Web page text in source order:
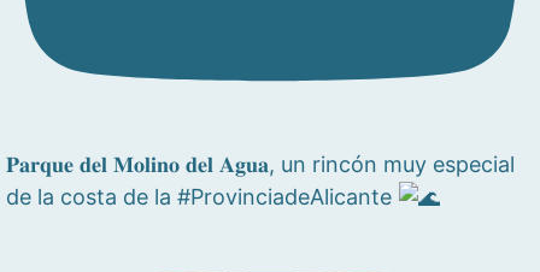
𝐏𝐚𝐫𝐪𝐮𝐞 𝐝𝐞𝐥 𝐌𝐨𝐥𝐢𝐧𝐨 𝐝𝐞𝐥 𝐀𝐠𝐮𝐚, un rincón muy especial
de la costa de la #ProvinciadeAlicante